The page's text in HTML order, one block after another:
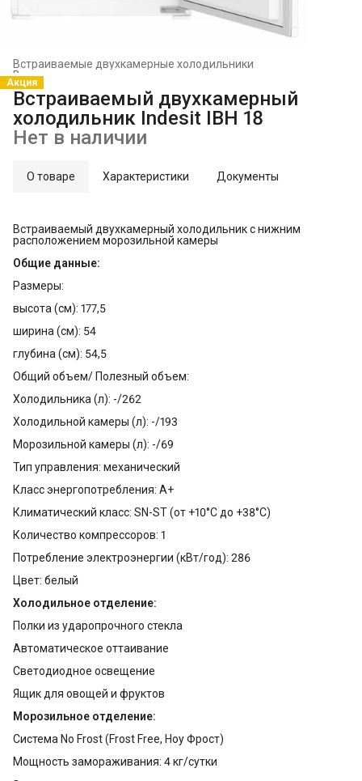
Встраиваемые двухкамерные холодильники
Встраиваемые холодильники и морозильники
Главная
Акция
Встраиваемый двухкамерный
холодильник Indesit IBH 18
Нет в наличии
О товаре Характеристики Документы
Встраиваемый двухкамерный холодильник с нижним
расположением морозильной камеры
Общие данные:
Размеры:
высота (см): 177,5
ширина (см): 54
глубина (см): 54,5
Общий объем/ Полезный объем:
Холодильника (л): -/262
Холодильной камеры (л): -/193
Морозильной камеры (л): -/69
Тип управления: механический
Класс энергопотребления: A+
Климатический класс: SN-ST (от +10°С до +38°С)
Количество компрессоров: 1
Потребление электроэнергии (кВт/год): 286
Цвет: белый
Холодильное отделение:
Полки из ударопрочного стекла
Автоматическое оттаивание
Светодиодное освещение
Ящик для овощей и фруктов
Морозильное отделение:
Система No Frost (Frost Free, Ноу Фрост)
Мощность замораживания: 4 кг/сутки